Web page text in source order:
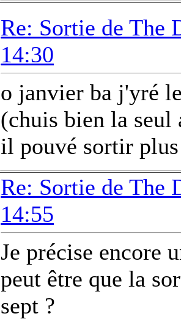
Re: Sortie de The
14:30
o janvier ba j'yré
(chuis bien la seul
il pouvé sortir
Re: Sortie de The
14:55
Je précise encore
peut être que la
sept ?